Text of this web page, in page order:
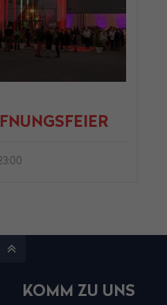
KOMM ZU UNS